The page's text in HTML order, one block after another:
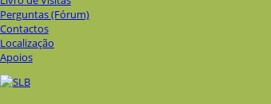
Perguntas (Fórum)
Contactos
Localização
Apoios